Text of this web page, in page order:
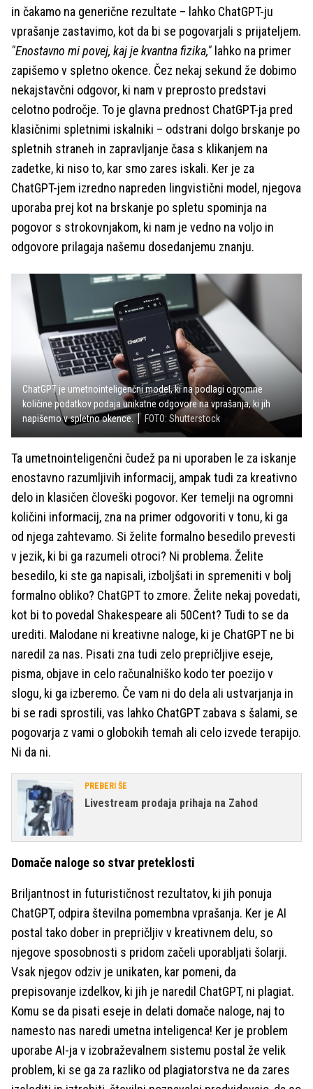
in čakamo na generične rezultate – lahko ChatGPT-ju
vprašanje zastavimo, kot da bi se pogovarjali s prijateljem.
"Enostavno mi povej, kaj je kvantna fizika," lahko na primer
zapišemo v spletno okence. Čez nekaj sekund že dobimo
nekajstavčni odgovor, ki nam v preprosto predstavi
celotno področje. To je glavna prednost ChatGPT-ja pred
klasičnimi spletnimi iskalniki – odstrani dolgo brskanje po
spletnih straneh in zapravljanje časa s klikanjem na
zadetke, ki niso to, kar smo zares iskali. Ker je za
ChatGPT-jem izredno napreden lingvistični model, njegova
uporaba prej kot na brskanje po spletu spominja na
pogovor s strokovnjakom, ki nam je vedno na voljo in
odgovore prilagaja našemu dosedanjemu znanju.
ChatGPT je umetnointeligenčni model, ki na podlagi ogromne
količine podatkov podaja unikatne odgovore na vprašanja, ki jih
napišemo v spletno okence.
FOTO: Shutterstock
Ta umetnointeligenčni čudež pa ni uporaben le za iskanje
enostavno razumljivih informacij, ampak tudi za kreativno
delo in klasičen človeški pogovor. Ker temelji na ogromni
količini informacij, zna na primer odgovoriti v tonu, ki ga
od njega zahtevamo. Si želite formalno besedilo prevesti
v jezik, ki bi ga razumeli otroci? Ni problema. Želite
besedilo, ki ste ga napisali, izboljšati in spremeniti v bolj
formalno obliko? ChatGPT to zmore. Želite nekaj povedati,
kot bi to povedal Shakespeare ali 50Cent? Tudi to se da
urediti. Malodane ni kreativne naloge, ki je ChatGPT ne bi
naredil za nas. Pisati zna tudi zelo prepričljive eseje,
pisma, objave in celo računalniško kodo ter poezijo v
slogu, ki ga izberemo. Če vam ni do dela ali ustvarjanja in
bi se radi sprostili, vas lahko ChatGPT zabava s šalami, se
pogovarja z vami o globokih temah ali celo izvede terapijo.
Ni da ni.
PREBERI ŠE
Livestream prodaja prihaja na Zahod
Domače naloge so stvar preteklosti
Briljantnost in futurističnost rezultatov, ki jih ponuja
ChatGPT, odpira številna pomembna vprašanja. Ker je AI
postal tako dober in prepričljiv v kreativnem delu, so
njegove sposobnosti s pridom začeli uporabljati šolarji.
Vsak njegov odziv je unikaten, kar pomeni, da
prepisovanje izdelkov, ki jih je naredil ChatGPT, ni plagiat.
Komu se da pisati eseje in delati domače naloge, naj to
namesto nas naredi umetna inteligenca! Ker je problem
uporabe AI-ja v izobraževalnem sistemu postal že velik
problem, ki se ga za razliko od plagiatorstva ne da zares